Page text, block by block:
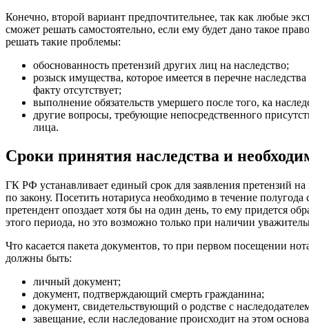
Конечно, второй вариант предпочтительнее, так как любые
сможет решать самостоятельно, если ему будет дано такое
решать такие проблемы:
обоснованность претензий других лиц на наследство;
розыск имущества, которое имеется в перечне
факту отсутствует;
выполнение обязательств умершего после того, ка
другие вопросы, требующие непосредственного
лица.
Сроки принятия наследства и
ГК РФ устанавливает единый срок для заявления претензий
по закону. Посетить нотариуса необходимо в течение
претендент опоздает хотя бы на один день, то ему придется
этого периода, но это возможно только при наличии
Что касается пакета документов, то при первом посещении
должны быть:
личный документ;
документ, подтверждающий смерть гражданина;
документ, свидетельствующий о родстве с
завещание, если наследование происходит на этом